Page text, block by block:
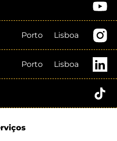
Porto Lisboa
Porto Lisboa